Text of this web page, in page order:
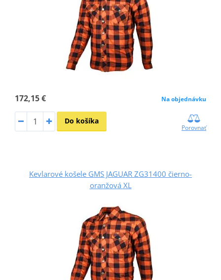
172,15 € Na objednávku
Do košíka
Porovnať
Kevlarové košele GMS JAGUAR ZG31400 čierno-
oranžová XL